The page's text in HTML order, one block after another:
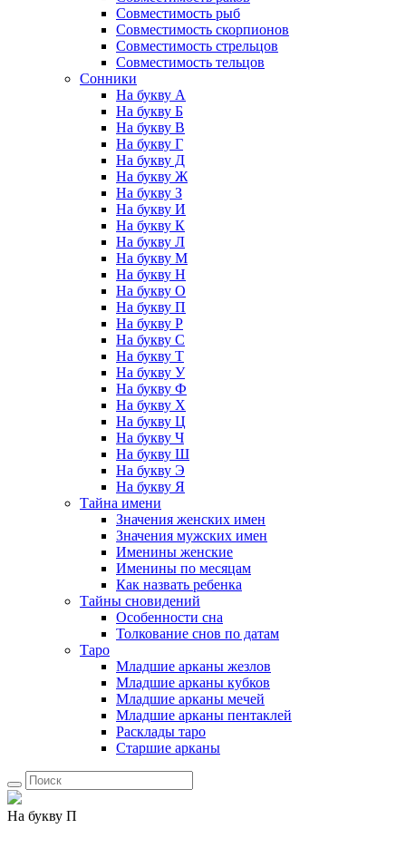
Совместимость рыб
Совместимость скорпионов
Совместимость стрельцов
Совместимость тельцов
Сонники
На букву А
На букву Б
На букву В
На букву Г
На букву Д
На букву Ж
На букву З
На букву И
На букву К
На букву Л
На букву М
На букву Н
На букву О
На букву П
На букву Р
На букву С
На букву Т
На букву У
На букву Ф
На букву Х
На букву Ц
На букву Ч
На букву Ш
На букву Э
На букву Я
Тайна имени
Значения женских имен
Значения мужских имен
Именины женские
Именины по месяцам
Как назвать ребенка
Тайны сновидений
Особенности сна
Толкование снов по датам
Таро
Младшие арканы жезлов
Младшие арканы кубков
Младшие арканы мечей
Младшие арканы пентаклей
Расклады таро
Старшие арканы
На букву П